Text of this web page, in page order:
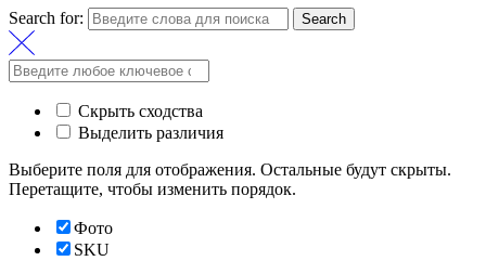
Search for: Search
Скрыть сходства
Выделить различия
Выберите поля для отображения. Остальные будут скрыты.
Перетащите, чтобы изменить порядок.
Фото
SKU